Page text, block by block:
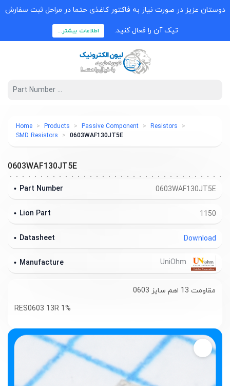
دوستان عزیز در صورت نیاز به فاکتور کاغذی حتما در مراحل ثبت سفارش
تیک آن را فعال کنید. اطلاعات بیشتر...
Home Products Passive Component
Resistors
SMD Resistors
0603WAF130JT5E
0603WAF130JT5E
0603WAF130JT5E
Part Number
1150
Lion Part
Download
Datasheet
Manufacture
مقاومت 13 اهم سایز 0603
RES0603 13R 1%